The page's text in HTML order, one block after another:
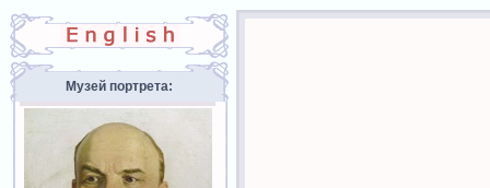
Музей портрета: